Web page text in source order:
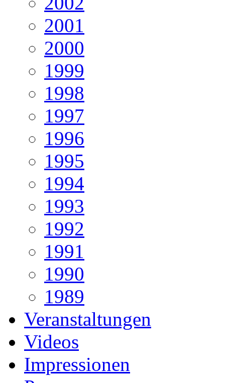
2001
2000
1999
1998
1997
1996
1995
1994
1993
1992
1991
1990
1989
Veranstaltungen
Videos
Impressionen